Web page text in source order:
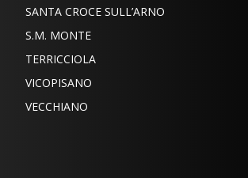
SANTA CROCE SULL’ARNO
S.M. MONTE
TERRICCIOLA
VICOPISANO
VECCHIANO